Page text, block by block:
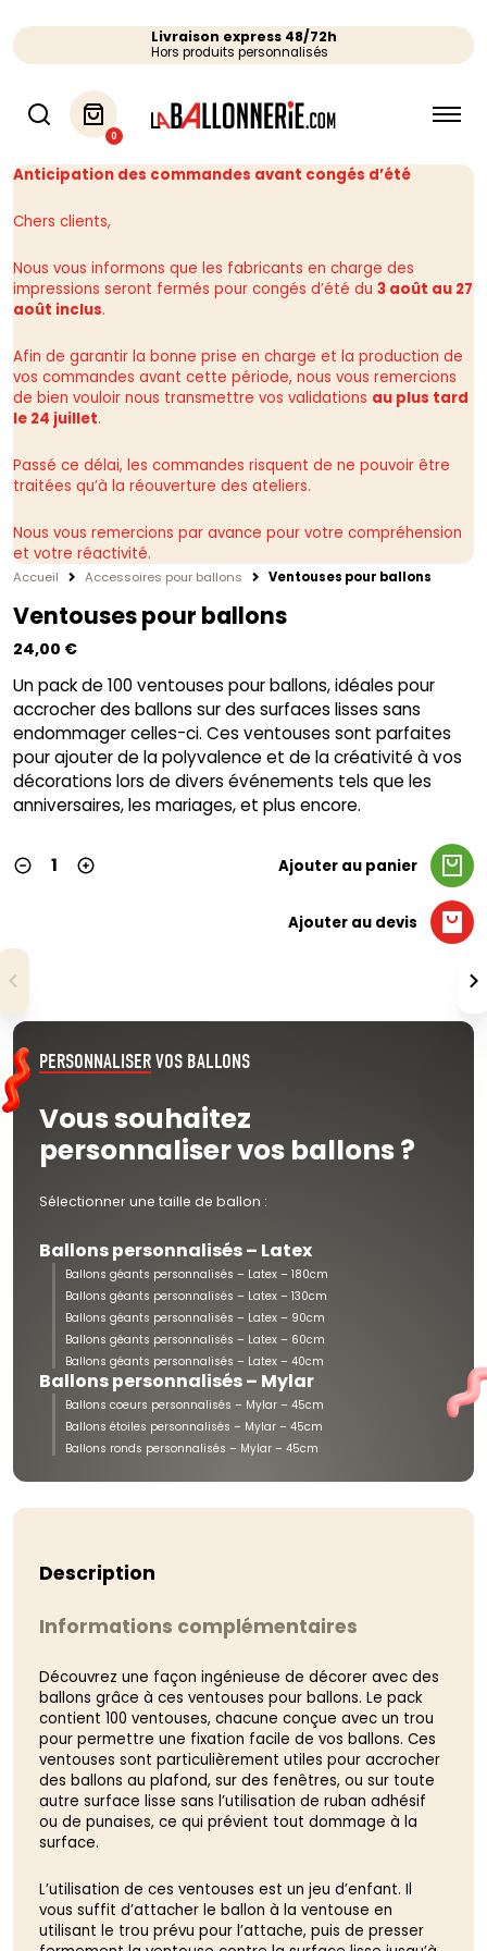
Livraison express 48/72h
Hors produits personnalisés
0
Anticipation des commandes avant congés d’été
Chers clients,
Nous vous informons que les fabricants en charge des
impressions seront fermés pour congés d’été du 3 août au 27
août inclus.
Afin de garantir la bonne prise en charge et la production de
vos commandes avant cette période, nous vous remercions
de bien vouloir nous transmettre vos validations au plus tard
le 24 juillet.
Passé ce délai, les commandes risquent de ne pouvoir être
traitées qu’à la réouverture des ateliers.
Nous vous remercions par avance pour votre compréhension
et votre réactivité.
PERSONNALISERVOS BALLONS
Vous souhaitez
personnaliser vos ballons ?
Sélectionner une taille de ballon :
Ballons personnalisés – Latex
Ballons géants personnalisés – Latex – 180cm
Ballons géants personnalisés – Latex – 130cm
Ballons géants personnalisés – Latex – 90cm
Ballons géants personnalisés – Latex – 60cm
Ballons géants personnalisés – Latex – 40cm
Ballons personnalisés – Mylar
Ballons coeurs personnalisés – Mylar – 45cm
Ballons étoiles personnalisés – Mylar – 45cm
Ballons ronds personnalisés – Mylar – 45cm
Accueil Accessoires pour ballons Ventouses pour ballons
Ventouses pour ballons
24,00 €
Un pack de 100 ventouses pour ballons, idéales pour
accrocher des ballons sur des surfaces lisses sans
endommager celles-ci. Ces ventouses sont parfaites
pour ajouter de la polyvalence et de la créativité à vos
décorations lors de divers événements tels que les
anniversaires, les mariages, et plus encore.
Ajouter au panier
Ajouter au devis
Description
Informations complémentaires
Découvrez une façon ingénieuse de décorer avec des
ballons grâce à ces ventouses pour ballons. Le pack
contient 100 ventouses, chacune conçue avec un trou
pour permettre une fixation facile de vos ballons. Ces
ventouses sont particulièrement utiles pour accrocher
des ballons au plafond, sur des fenêtres, ou sur toute
autre surface lisse sans l’utilisation de ruban adhésif
ou de punaises, ce qui prévient tout dommage à la
surface.
L’utilisation de ces ventouses est un jeu d’enfant. Il
vous suffit d’attacher le ballon à la ventouse en
utilisant le trou prévu pour l’attache, puis de presser